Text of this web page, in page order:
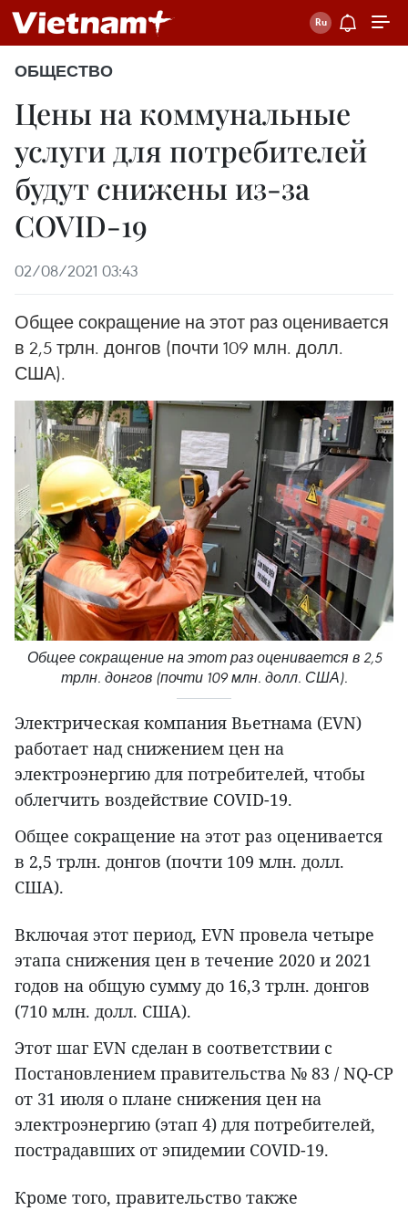
ОБЩЕСТВО
Цены на коммунальные
услуги для потребителей
будут снижены из-за
COVID-19
02/08/2021 03:43
Общее сокращение на этот раз оценивается
в 2,5 трлн. донгов (почти 109 млн. долл.
США).
Общее сокращение на этот раз оценивается в 2,5
трлн. донгов (почти 109 млн. долл. США).
Электрическая компания Вьетнама (EVN)
работает над снижением цен на
электроэнергию для потребителей, чтобы
облегчить воздействие COVID-19.
Общее сокращение на этот раз оценивается
в 2,5 трлн. донгов (почти 109 млн. долл.
США).
Включая этот период, EVN провела четыре
этапа снижения цен в течение 2020 и 2021
годов на общую сумму до 16,3 трлн. донгов
(710 млн. долл. США).
Этот шаг EVN сделан в соответствии с
Постановлением правительства № 83 / NQ-CP
от 31 июля о плане снижения цен на
электроэнергию (этап 4) для потребителей,
пострадавших от эпидемии COVID-19.
Кроме того, правительство также